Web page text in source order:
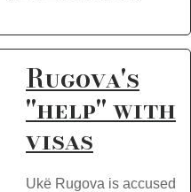
Rugova's
"help" with
visas
Ukë Rugova is accused